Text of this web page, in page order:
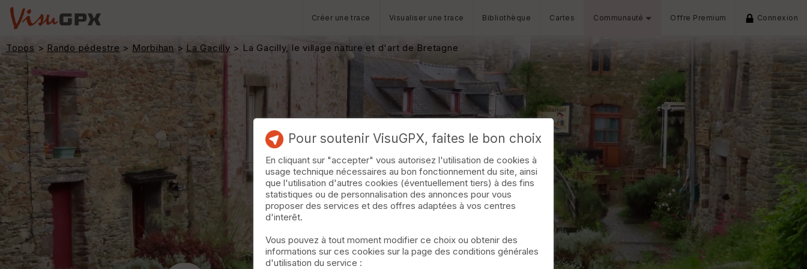
Créer une trace Visualiser une trace Bibliothèque Cartes Communauté Offre Premium Connexion
Topos > Rando pédestre > Morbihan > La Gacilly > La Gacilly, le village nature et d'art de Bretagne
Pour soutenir VisuGPX, faites le bon choix
En cliquant sur "accepter" vous autorisez l'utilisation de cookies à
usage technique nécessaires au bon fonctionnement du site, ainsi
que l'utilisation d'autres cookies (éventuellement tiers) à des fins
statistiques ou de personnalisation des annonces pour vous
proposer des services et des offres adaptées à vos centres
d'interêt.
Vous pouvez à tout moment modifier ce choix ou obtenir des
informations sur ces cookies sur la page des conditions générales
d'utilisation du service :